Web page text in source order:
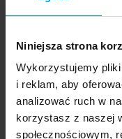
Niniejsza strona
Wykorzystujemy
i reklam, aby
analizować ruch w
korzystasz z naszej
społecznościowym,
Wybierz temat
Ekspert
Wybierz formę kontaktu
udzielenie wywiadu
komentarz do artykułu
udział w audycji
udział w nagraniu
udział w audycji